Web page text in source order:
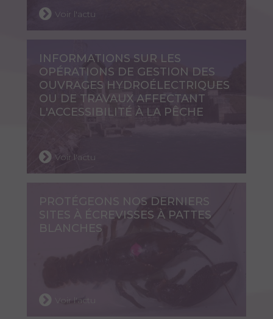
Voir l'actu
INFORMATIONS SUR LES
OPÉRATIONS DE GESTION DES
OUVRAGES HYDROÉLECTRIQUES
OU DE TRAVAUX AFFECTANT
L'ACCESSIBILITÉ À LA PÊCHE
Voir l'actu
PROTÉGEONS NOS DERNIERS
SITES À ÉCREVISSES À PATTES
BLANCHES
Voir l'actu